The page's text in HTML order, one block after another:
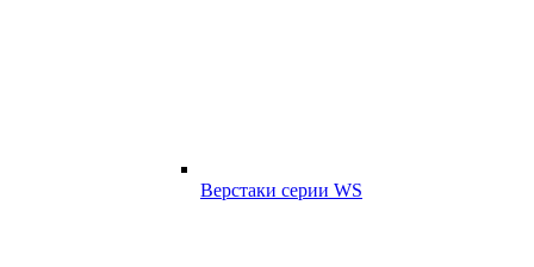
Верстаки серии WS